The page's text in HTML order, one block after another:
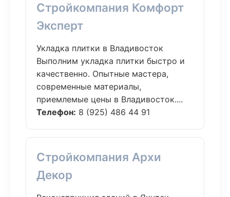
Стройкомпания Комфорт
Эксперт
Укладка плитки в Владивосток
Выполним укладка плитки быстро и
качественно. Опытные мастера,
современные материалы,
приемлемые цены в Владивосток....
Телефон: 8 (925) 486 44 91
Стройкомпания Архи
Декор